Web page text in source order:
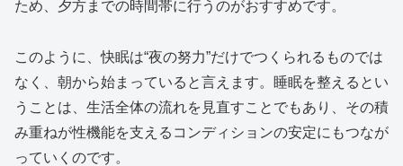
ため、夕方までの時間帯に行うのがおすすめです。
このように、快眠は“夜の努力”だけでつくられるものでは
なく、朝から始まっていると言えます。睡眠を整えるとい
うことは、生活全体の流れを見直すことでもあり、その積
み重ねが性機能を支えるコンディションの安定にもつなが
っていくのです。